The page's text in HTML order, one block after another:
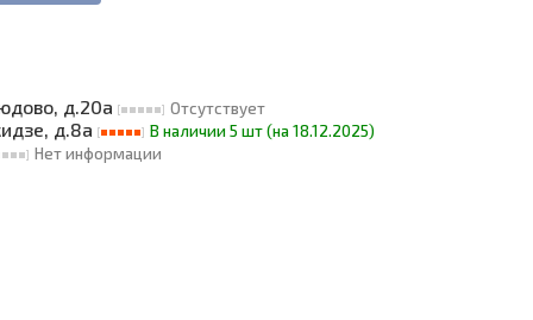
д.20а
Отсутствует
д.8а В наличии 5 шт (на 18.12.2025)
Нет информации